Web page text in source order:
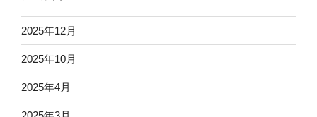
2025年12月
2025年10月
2025年4月